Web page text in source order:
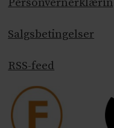
Salgsbetingelser
RSS-feed